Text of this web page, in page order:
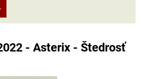
- Asterix - Štedrosť